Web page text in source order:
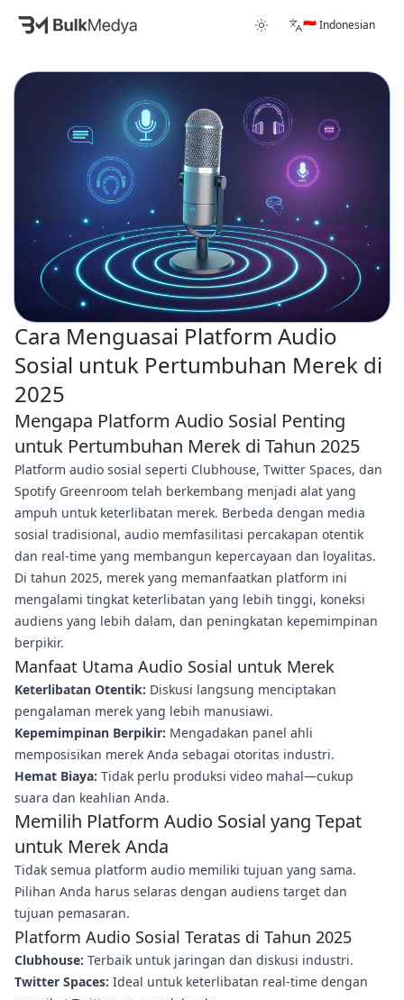
🇮🇩 Indonesian
Cara Menguasai Platform Audio
Sosial untuk Pertumbuhan Merek di
2025
Mengapa Platform Audio Sosial Penting
untuk Pertumbuhan Merek di Tahun 2025
Platform audio sosial seperti Clubhouse, Twitter Spaces, dan
Spotify Greenroom telah berkembang menjadi alat yang
ampuh untuk keterlibatan merek. Berbeda dengan media
sosial tradisional, audio memfasilitasi percakapan otentik
dan real-time yang membangun kepercayaan dan loyalitas.
Di tahun 2025, merek yang memanfaatkan platform ini
mengalami tingkat keterlibatan yang lebih tinggi, koneksi
audiens yang lebih dalam, dan peningkatan kepemimpinan
berpikir.
Manfaat Utama Audio Sosial untuk Merek
Keterlibatan Otentik: Diskusi langsung menciptakan
pengalaman merek yang lebih manusiawi.
Kepemimpinan Berpikir: Mengadakan panel ahli
memposisikan merek Anda sebagai otoritas industri.
Hemat Biaya: Tidak perlu produksi video mahal—cukup
suara dan keahlian Anda.
Memilih Platform Audio Sosial yang Tepat
untuk Merek Anda
Tidak semua platform audio memiliki tujuan yang sama.
Pilihan Anda harus selaras dengan audiens target dan
tujuan pemasaran.
Platform Audio Sosial Teratas di Tahun 2025
Clubhouse: Terbaik untuk jaringan dan diskusi industri.
Twitter Spaces: Ideal untuk keterlibatan real-time dengan